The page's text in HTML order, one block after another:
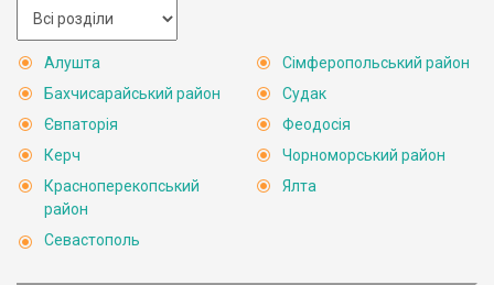
Алушта
Бахчисарайський район
Євпаторія
Керч
Красноперекопський
район
Севастополь
Сімферопольський район
Судак
Феодосія
Чорноморський район
Ялта